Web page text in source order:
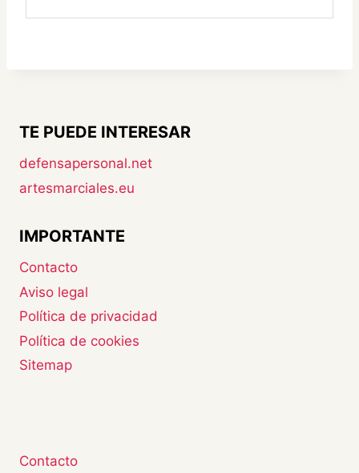
TE PUEDE INTERESAR
defensapersonal.net
artesmarciales.eu
IMPORTANTE
Contacto
Aviso legal
Política de privacidad
Política de cookies
Sitemap
Contacto